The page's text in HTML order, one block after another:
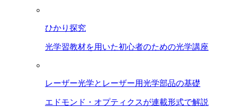
ひかり探究
光学習教材を用いた初心者のための光学講座
レーザー光学とレーザー用光学部品の基礎
エドモンド・オプティクスが連載形式で解説